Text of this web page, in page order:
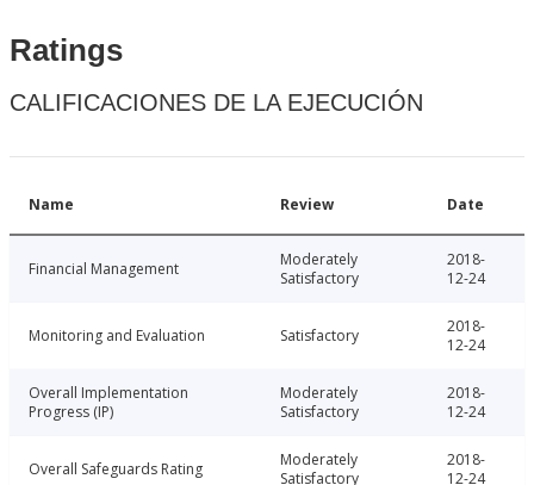
Ratings
CALIFICACIONES DE LA EJECUCIÓN
Name Review Date
Financial Management
Moderately
Satisfactory
2018-
12-24
Monitoring and Evaluation Satisfactory
2018-
12-24
Overall Implementation
Progress (IP)
Moderately
Satisfactory
2018-
12-24
Overall Safeguards Rating
Moderately
Satisfactory
2018-
12-24